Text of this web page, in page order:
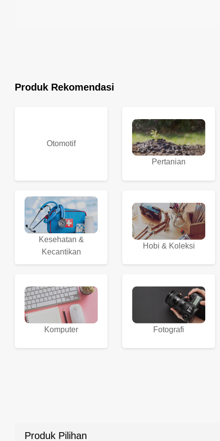
Produk Rekomendasi
Otomotif
Pertanian
Kesehatan &
Kecantikan
Hobi & Koleksi
Komputer Fotografi
Produk Pilihan